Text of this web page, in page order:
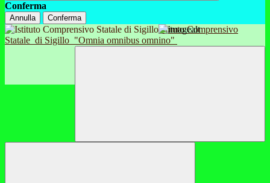
Conferma
Annulla Conferma
Istituto Comprensivo
Statale di Sigillo "Omnia omnibus omnino"